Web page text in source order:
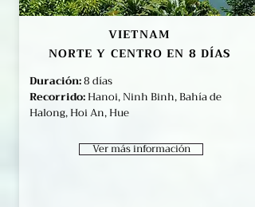
VIETNAM
NORTE Y CENTRO EN 8 DÍAS
Duración:8días
Recorrido:Hanoi, Ninh Binh, Bahía de
Halong, Hoi An, Hue
Ver más información